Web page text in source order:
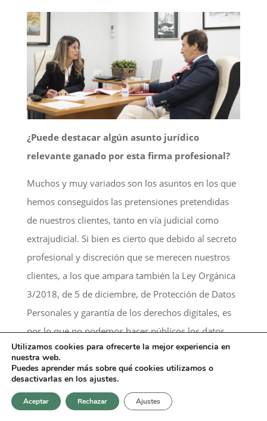
¿Puede destacar algún asunto jurídico
relevante ganado por esta firma profesional?
Muchos y muy variados son los asuntos en los que
hemos conseguidos las pretensiones pretendidas
de nuestros clientes, tanto en vía judicial como
extrajudicial. Si bien es cierto que debido al secreto
profesional y discreción que se merecen nuestros
clientes, a los que ampara también la Ley Orgánica
3/2018, de 5 de diciembre, de Protección de Datos
Personales y garantía de los derechos digitales, es
por lo que no podemos hacer públicos los datos
concretos de los asuntos, pero si podemos hacer
referencia genérica a varios de ellos, de una
enorme complejidad y gran calado jurídico. Como
el de una mercantil dueña de una flota de aviones
Utilizamos cookies para ofrecerte la mejor experiencia en
nuestra web.
Puedes aprender más sobre qué cookies utilizamos o
desactivarlas en los ajustes.
Aceptar Rechazar Ajustes